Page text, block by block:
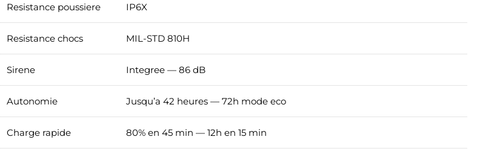
Resistance poussiere IP6X
Resistance chocs MIL-STD 810H
Sirene Integree — 86 dB
Autonomie Jusqu’a 42 heures — 72h mode eco
Charge rapide 80% en 45 min — 12h en 15 min